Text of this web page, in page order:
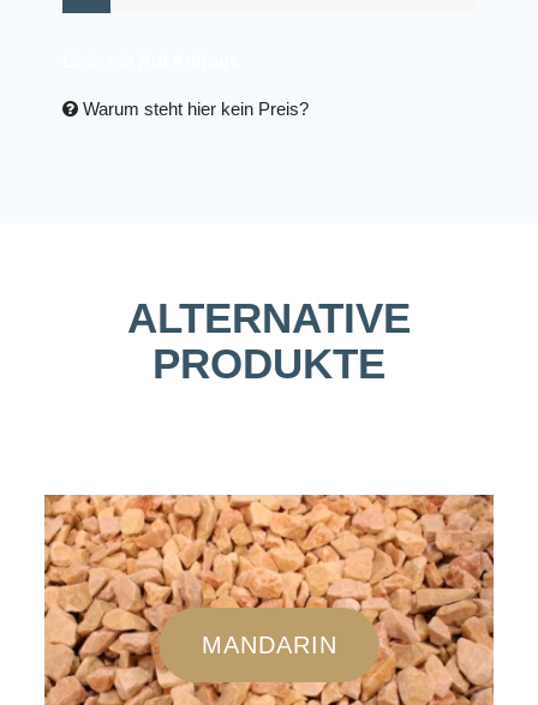
Warum steht hier kein Preis?
ALTERNATIVE
PRODUKTE
MANDARIN